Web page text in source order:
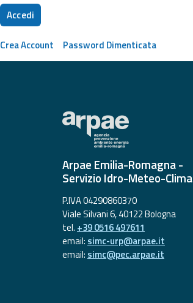
Valanghe
Monitoraggio
eventi
Previsioni e
Dati osservati
Radar meteo
Accedi
Crea Account Password Dimenticata
Arpae Emilia-Romagna -
Servizio Idro-Meteo-Clima
P.IVA 04290860370
Viale Silvani 6, 40122 Bologna
tel. +39 0516 497611
email: simc-urp@arpae.it
email: simc@pec.arpae.it